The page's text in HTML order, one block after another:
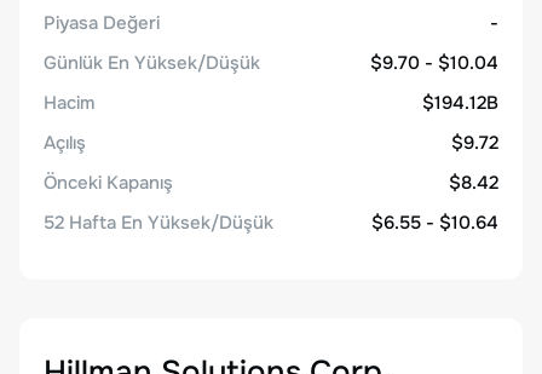
Piyasa Değeri
-
Günlük En Yüksek/Düşük
$9.70 - $10.04
Hacim
$194.12B
Açılış
$9.72
Önceki Kapanış
$8.42
52 Hafta En Yüksek/Düşük
$6.55 - $10.64